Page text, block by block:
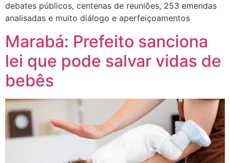
debates públicos, centenas de reuniões, 253 emendas
analisadas e muito diálogo e aperfeiçoamentos
Marabá: Prefeito sanciona
lei que pode salvar vidas de
bebês